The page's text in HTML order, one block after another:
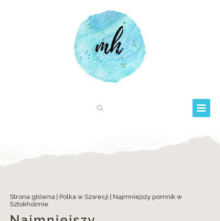
Strona główna Polka w Szwecji
Najmniejszy pomnik w
Sztokholmie